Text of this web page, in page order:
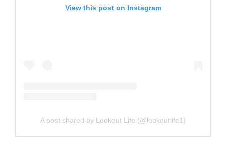
View this post on Instagram
A post shared by Lookout Life (@lookoutlife1)